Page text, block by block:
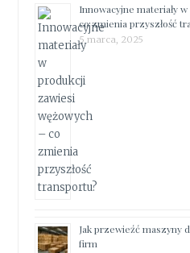
Innowacyjne materiały
co zmienia przyszłość
5 marca, 2025
Jak przewieźć maszyny
firm